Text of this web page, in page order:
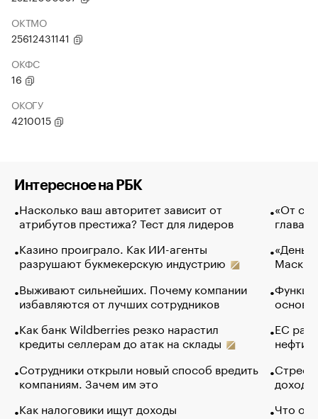
ОКТМО
25612431141
ОКФС
16
ОКОГУ
4210015
Интересное на РБК
Насколько ваш авторитет зависит от
атрибутов престижа? Тест для лидеров
Казино проиграло. Как ИИ-агенты
разрушают букмекерскую индустрию
Выживают сильнейших. Почему компании
избавляются от лучших сотрудников
Как банк Wildberries резко нарастил
кредиты селлерам до атак на склады
Сотрудники открыли новый способ вредить
компаниям. Зачем им это
Как налоговики ищут доходы
«От
глава
Маск в
основ
ЕС
нефти
Что